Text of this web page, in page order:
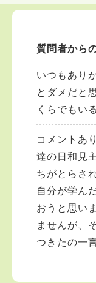
質問者から
いつもあり
とダメだと
くらでもい
コメントあ
達の日和見
ちがとらさ
自分が学ん
おうと思い
ませんが、
つきたの一